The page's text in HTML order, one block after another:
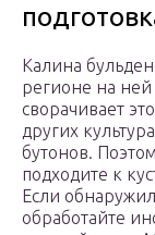
Калина
регионе на ней
сворачивает
других
бутонов.
подходите к
Если
обработайте